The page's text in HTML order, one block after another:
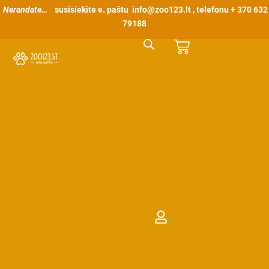
Pereiti
Nerandate… susisiekite e. paštu info@zoo123.lt , telefonu + 370 632
79188
Cart